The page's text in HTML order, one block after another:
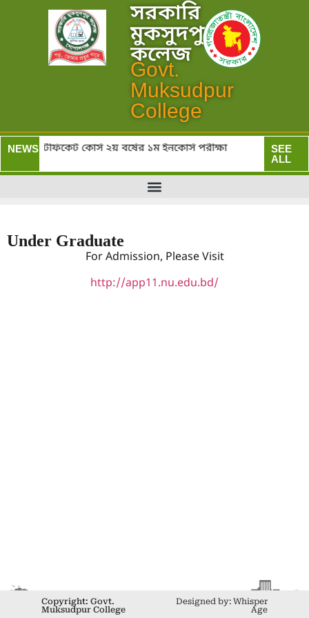
সরকারি
মুকসুদপুর
কলেজ
Govt.
Muksudpur
College
NEWS:
ও সার্টিফিকেট কোর্স ২য় বর্ষের ১ম ইনকোর্স পরীক্ষা
SEE
ALL
Under Graduate
For Admission, Please Visit
http://app11.nu.edu.bd/
Copyright: Govt.
Muksudpur College
Designed by: Whisper
Age